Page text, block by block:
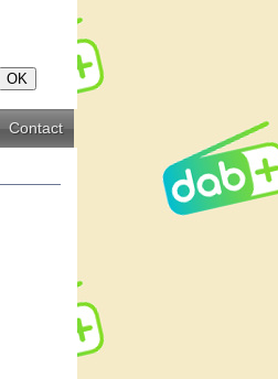
Contact